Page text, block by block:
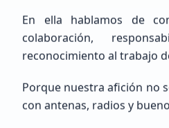
Argentina, Buenos
En ella hablamos de
colaboración,
reconocimiento al trabajo
Porque nuestra afición no
con antenas, radios y